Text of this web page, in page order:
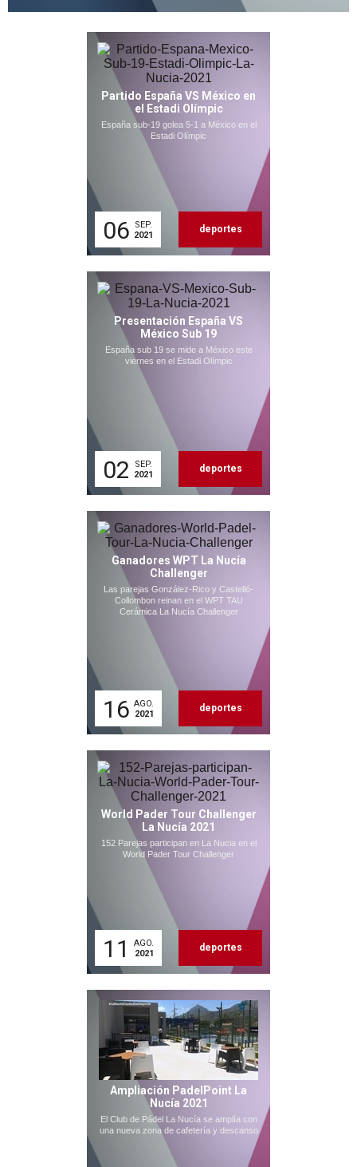
Partido España VS México en
el Estadi Olímpic
España sub-19 golea 5-1 a México en el
Estadi Olímpic
06
SEP.
2021
deportes
Presentación España VS
México Sub 19
España sub 19 se mide a México este
viernes en el Estadi Olímpic
02
SEP.
2021
deportes
Ganadores WPT La Nucía
Challenger
Las parejas González-Rico y Castelló-
Collombon reinan en el WPT TAU
Cerámica La Nucía Challenger
16 AGO.
2021
deportes
World Pader Tour Challenger
La Nucía 2021
152 Parejas participan en La Nucia en el
World Pader Tour Challenger
11
AGO.
2021
deportes
Ampliación PadelPoint La
Nucía 2021
El Club de Pádel La Nucía se amplía con
una nueva zona de cafetería y descanso